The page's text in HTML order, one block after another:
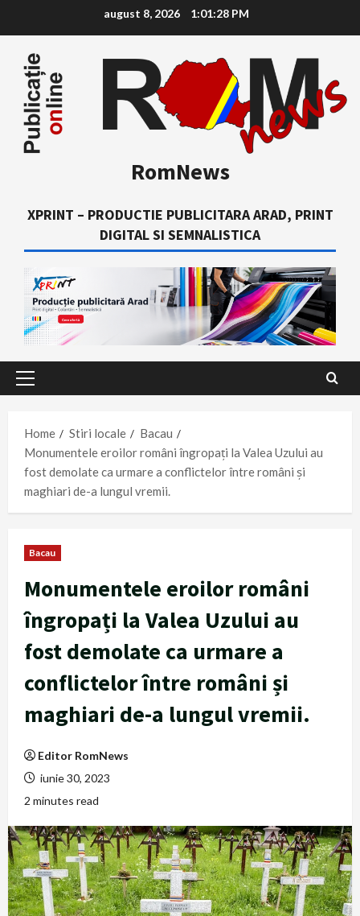
content
august 8, 2026 1:01:29 PM
RomNews
XPRINT – PRODUCTIE PUBLICITARA ARAD, PRINT
DIGITAL SI SEMNALISTICA
Primary
Home
Stiri locale
Bacau
Monumentele eroilor români îngropați la Valea Uzului au
fost demolate ca urmare a conflictelor între români și
maghiari de-a lungul vremii.
Bacau
Monumentele eroilor români
îngropați la Valea Uzului au
fost demolate ca urmare a
conflictelor între români și
maghiari de-a lungul vremii.
Editor RomNews
iunie 30, 2023
2 minutes read